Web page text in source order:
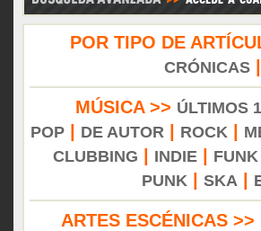
POR TIPO DE
CRÓNICAS|
MÚSICA >> ÚLTIMOS
POP| DE AUTOR ROCK
CLUBBING
INDIE| FUNK
PUNK
SKA
ARTES ESCÉNICAS >>